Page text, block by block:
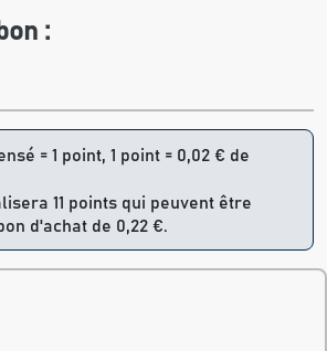
:
= 1 point, 1 point = 0,02 € de
11 points qui peuvent être
d'achat de 0,22 €.